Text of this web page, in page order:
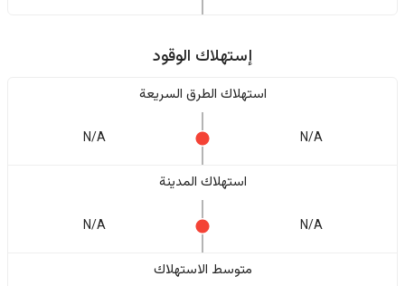
إستهلاك الوقود
استهلاك الطرق السريعة
N/A
N/A
استهلاك المدينة
N/A
N/A
متوسط الاستهلاك